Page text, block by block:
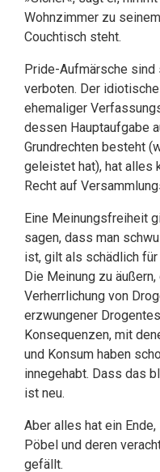
Wohnzimmer zu
Couchtisch steht.
Pride-Aufmärsche
verboten. Der
ehemaliger
dessen Hauptaufgabe
Grundrechten besteht
geleistet hat), hat alles
Recht auf
Eine Meinungsfreiheit
sagen, dass man
ist, gilt als schädlich
Die Meinung zu
Verherrlichung von
erzwungener
Konsequenzen, mit
und Konsum haben
innegehabt. Dass das
ist neu.
Aber alles hat ein
Pöbel und deren
gefällt.